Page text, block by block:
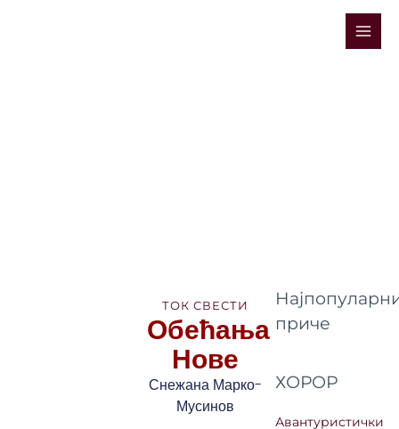
Main
ТОК СВЕСТИ
Обећања
Нове
Снежана Марко-
Мусинов
приче
ХОРОР
Авантуристички